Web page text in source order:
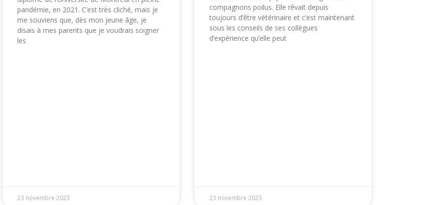
pandémie, en 2021. C’est très cliché, mais je
me souviens que, dès mon jeune âge, je
disais à mes parents que je voudrais soigner
les
23 novembre 2023
compagnons poilus. Elle rêvait depuis
toujours d’être vétérinaire et c’est maintenant
sous les conseils de ses collègues
d’expérience qu’elle peut
23 novembre 2023